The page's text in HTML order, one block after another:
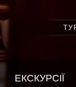
ЕКСКУРСІЇ